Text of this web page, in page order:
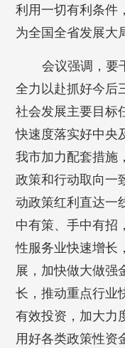
利用一切有利条件
为全国全省发展大
会议强调，要
全力以赴抓好今后
社会发展主要目标
快速度落实好中央
我市加力配套措施
政策和行动取向一
动政策红利直达一
中有策、手中有招
性服务业快速增长
展，加快做大做强
长，推动重点行业
有效投资，加大力
用好各类政策性资